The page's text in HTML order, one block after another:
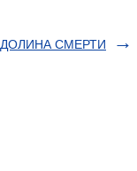
ДОЛИНА СМЕРТИ